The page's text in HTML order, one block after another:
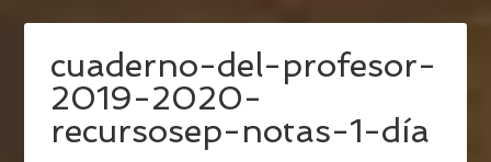
cuaderno-del-profesor-
2019-2020-
recursosep-notas-1-día